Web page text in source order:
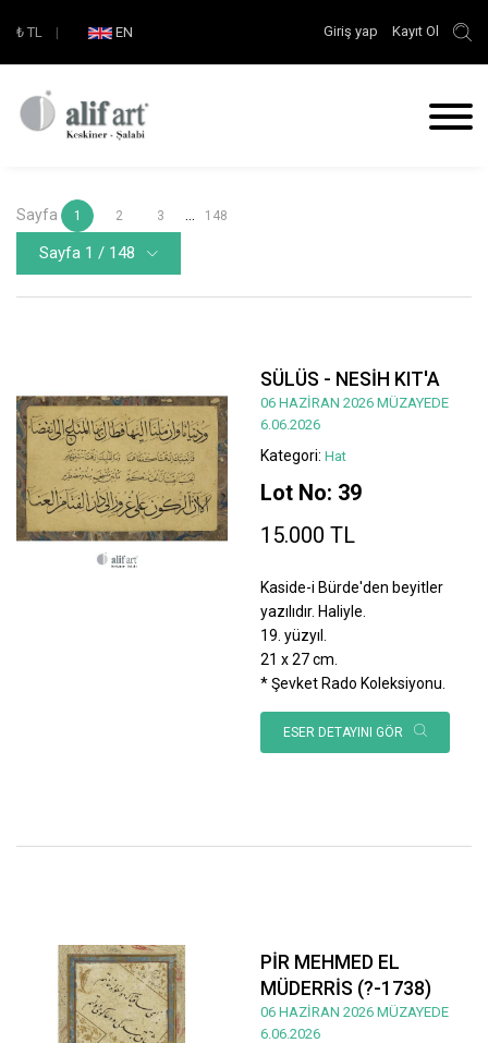
₺ TL | EN Giriş yap Kayıt Ol
Sayfa 1 2 3 148
Sayfa 1 / 148
SÜLÜS - NESİH KIT'A
06 HAZİRAN 2026 MÜZAYEDE
6.06.2026
Kategori: Hat
Lot No: 39
15.000 TL
Kaside-i Bürde'den beyitler
yazılıdır. Haliyle.
19. yüzyıl.
21 x 27 cm.
* Şevket Rado Koleksiyonu.
ESER DETAYINI GÖR
PİR MEHMED EL
MÜDERRİS (?-1738)
06 HAZİRAN 2026 MÜZAYEDE
6.06.2026